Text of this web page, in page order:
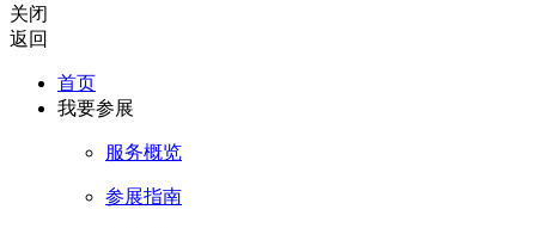
关闭
返回
首页
我要参展
服务概览
参展指南